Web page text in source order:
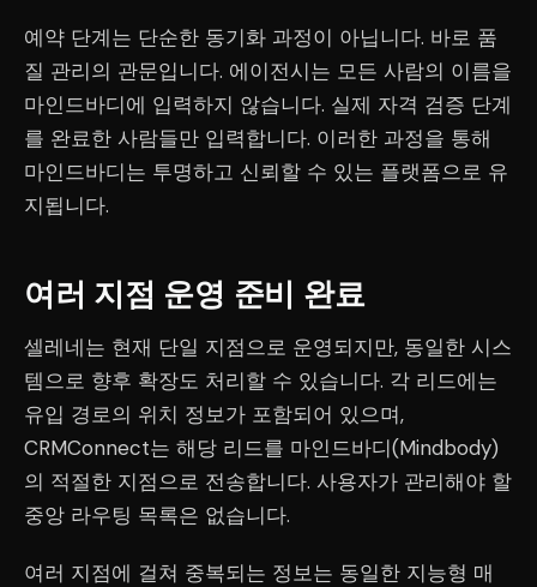
예약 단계는 단순한 동기화 과정이 아닙니다. 바로 품
질 관리의 관문입니다. 에이전시는 모든 사람의 이름을
마인드바디에 입력하지 않습니다. 실제 자격 검증 단계
를 완료한 사람들만 입력합니다. 이러한 과정을 통해
마인드바디는 투명하고 신뢰할 수 있는 플랫폼으로 유
지됩니다.
여러 지점 운영 준비 완료
셀레네는 현재 단일 지점으로 운영되지만, 동일한 시스
템으로 향후 확장도 처리할 수 있습니다. 각 리드에는
유입 경로의 위치 정보가 포함되어 있으며,
CRMConnect는 해당 리드를 마인드바디(Mindbody)
의 적절한 지점으로 전송합니다. 사용자가 관리해야 할
중앙 라우팅 목록은 없습니다.
여러 지점에 걸쳐 중복되는 정보는 동일한 지능형 매